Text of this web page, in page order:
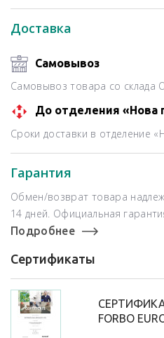
Доставка
Самовывоз
Самовывоз товара со склада
До отделения «Нова
Сроки доставки в отделение
Гарантия
Обмен/возврат товара
14 дней. Официальная
Подробнее
Сертификаты
FORBO